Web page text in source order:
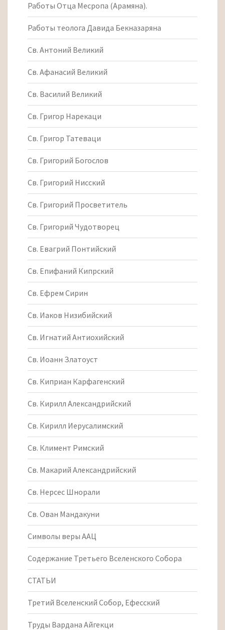
Работы Отца Месропа (Арамяна).
Работы теолога Давида Бекназаряна
Св. Антоний Великий
Св. Афанасий Великий
Св. Василий Великий
Св. Григор Нарекаци
Св. Григор Татеваци
Св. Григорий Богослов
Св. Григорий Нисский
Св. Григорий Просветитель
Св. Григорий Чудотворец
Св. Евагрий Понтийский
Св. Епифаний Кипрский
Св. Ефрем Сирин
Св. Иаков Низибийский
Св. Игнатий Антиохийский
Св. Иоанн Златоуст
Св. Киприан Карфагенский
Св. Кирилл Александрийский
Св. Кирилл Иерусалимский
Св. Климент Римский
Св. Макарий Александрийский
Св. Нерсес Шнорали
Св. Ован Мандакуни
Символы веры ААЦ
Содержание Третьего Вселенского Собора
СТАТЬИ
Третий Вселенский Собор, Ефесский
Труды Вардана Айгекци